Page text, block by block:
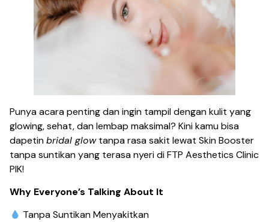
Punya acara penting dan ingin tampil dengan kulit yang
glowing, sehat, dan lembap maksimal? Kini kamu bisa
dapetinbridal glowtanpa rasa sakit lewat Skin Booster
tanpa suntikan yang terasa nyeri di FTP Aesthetics Clinic
PIK!
Why Everyone’s Talking About It
Tanpa Suntikan Menyakitkan